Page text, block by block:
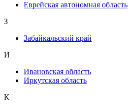
Еврейская автономная область
З
Забайкальский край
И
Ивановская область
Иркутская область
К